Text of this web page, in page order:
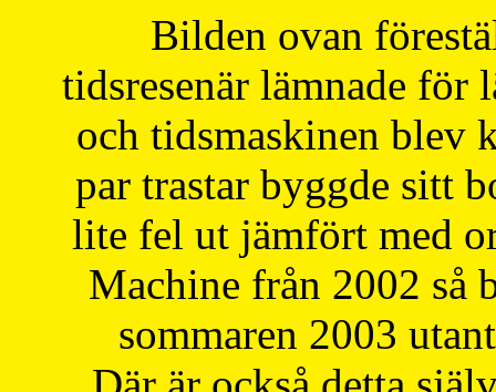
Bilden ovan
tidsresenär lämnade för
och tidsmaskinen blev
par trastar byggde sitt
lite fel ut jämfört med
Machine från 2002 så
sommaren 2003